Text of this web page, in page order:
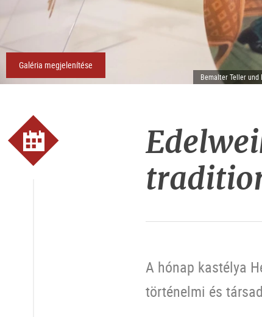
Bemalter Teller und
Galéria megjelenítése
A hónap kastélya
történelmi és